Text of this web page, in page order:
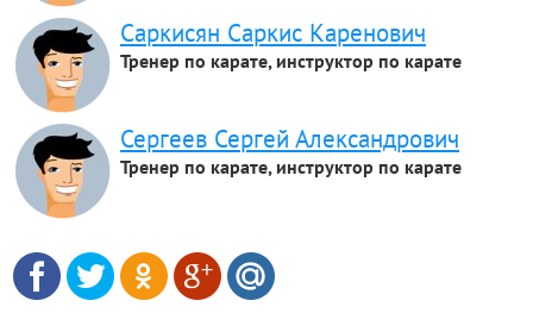
Саркисян Саркис Каренович
Тренер по карате, инструктор по карате
Сергеев Сергей Александрович
Тренер по карате, инструктор по карате